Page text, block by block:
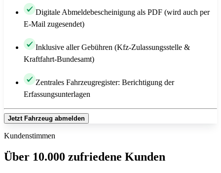
Digitale Abmeldebescheinigung als PDF (wird auch per
E-Mail zugesendet)
Inklusive aller Gebühren (Kfz-Zulassungsstelle &
Kraftfahrt-Bundesamt)
Zentrales Fahrzeugregister: Berichtigung der
Erfassungsunterlagen
Jetzt Fahrzeug abmelden
Kundenstimmen
Über 10.000 zufriedene Kunden